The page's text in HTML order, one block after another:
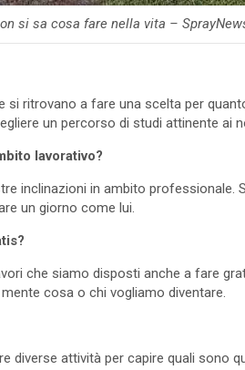
si sa cosa fare nella vita –
ritrovano a fare una scelta per
un percorso di studi attinente ai
lavorativo?
inclinazioni in ambito professionale.
un giorno come lui.
che siamo disposti anche a fare
cosa o chi vogliamo diventare.
diverse attività per capire quali sono